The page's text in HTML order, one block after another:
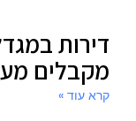
דירות
מקבלים
קרא עוד »